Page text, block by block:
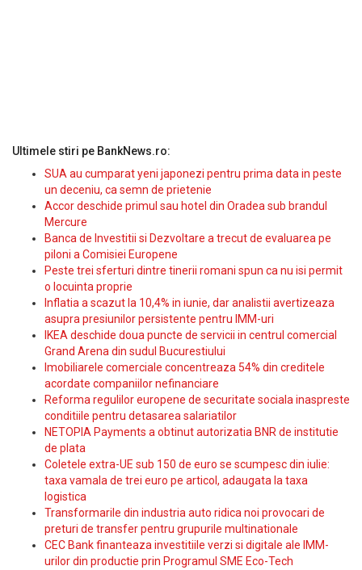
Ultimele stiri pe BankNews.ro:
SUA au cumparat yeni japonezi pentru prima data in peste
un deceniu, ca semn de prietenie
Accor deschide primul sau hotel din Oradea sub brandul
Mercure
Banca de Investitii si Dezvoltare a trecut de evaluarea pe
piloni a Comisiei Europene
Peste trei sferturi dintre tinerii romani spun ca nu isi permit
o locuinta proprie
Inflatia a scazut la 10,4% in iunie, dar analistii avertizeaza
asupra presiunilor persistente pentru IMM-uri
IKEA deschide doua puncte de servicii in centrul comercial
Grand Arena din sudul Bucurestiului
Imobiliarele comerciale concentreaza 54% din creditele
acordate companiilor nefinanciare
Reforma regulilor europene de securitate sociala inaspreste
conditiile pentru detasarea salariatilor
NETOPIA Payments a obtinut autorizatia BNR de institutie
de plata
Coletele extra-UE sub 150 de euro se scumpesc din iulie:
taxa vamala de trei euro pe articol, adaugata la taxa
logistica
Transformarile din industria auto ridica noi provocari de
preturi de transfer pentru grupurile multinationale
CEC Bank finanteaza investitiile verzi si digitale ale IMM-
urilor din productie prin Programul SME Eco-Tech